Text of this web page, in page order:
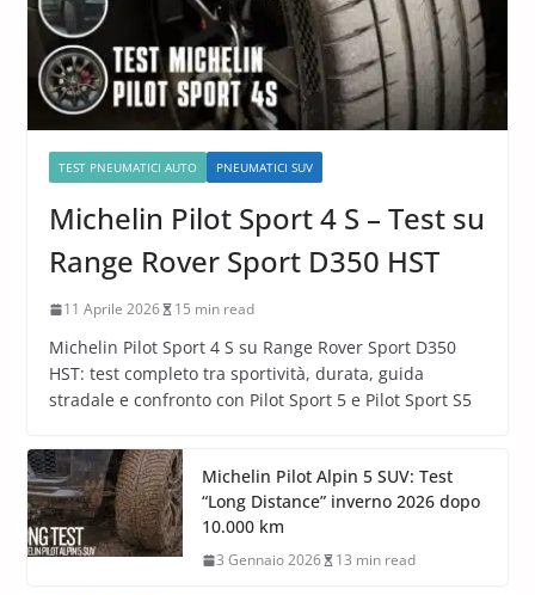
TEST PNEUMATICI AUTO PNEUMATICI SUV
Michelin Pilot Sport 4 S – Test su
Range Rover Sport D350 HST
11 Aprile 2026 15 min read
Michelin Pilot Sport 4 S su Range Rover Sport D350
HST: test completo tra sportività, durata, guida
stradale e confronto con Pilot Sport 5 e Pilot Sport S5
Michelin Pilot Alpin 5 SUV: Test
“Long Distance” inverno 2026 dopo
10.000 km
3 Gennaio 2026 13 min read